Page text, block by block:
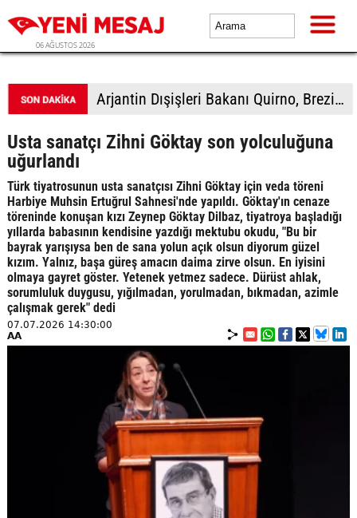
06 AĞUSTOS 2026
Arjantin Dışişleri Bakanı Quirno, Brezilya'dan özür dilemeyi reddetti
Usta sanatçı Zihni Göktay son yolculuğuna
uğurlandı
Türk tiyatrosunun usta sanatçısı Zihni Göktay için veda töreni
Harbiye Muhsin Ertuğrul Sahnesi'nde yapıldı. Göktay'ın cenaze
töreninde konuşan kızı Zeynep Göktay Dilbaz, tiyatroya başladığı
yıllarda babasının kendisine yazdığı mektubu okudu, "Bu bir
bayrak yarışıysa ben de sana yolun açık olsun diyorum güzel
kızım. Yalnız, başa güreş amacın daima zirve olsun. En iyisini
olmaya gayret göster. Yetenek yetmez sadece. Dürüst ahlak,
sorumluluk duygusu, yığılmadan, yorulmadan, bıkmadan, azimle
çalışmak gerek" dedi
07.07.2026 14:30:00
AA